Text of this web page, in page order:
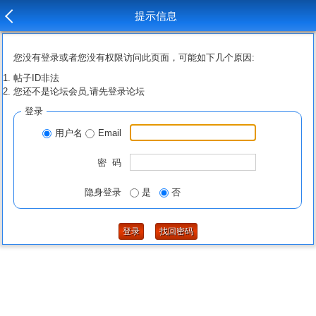
提示信息
您没有登录或者您没有权限访问此页面，可能如下几个原因:
帖子ID非法
您还不是论坛会员,请先登录论坛
登录
用户名 Email
密 码
隐身登录 是 否